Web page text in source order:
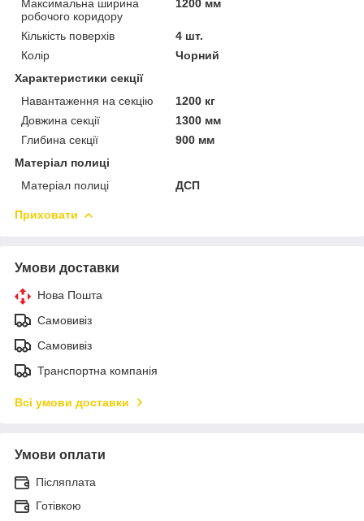
Максимальна ширина
робочого коридору
1200 мм
Кількість поверхів
4 шт.
Колір
Чорний
Характеристики секції
Навантаження на секцію
1200 кг
Довжина секції
1300 мм
Глибина секції
900 мм
Матеріал полиці
Матеріал полиці
ДСП
Приховати
Умови доставки
Нова Пошта
Самовивіз
Самовивіз
Транспортна компанія
Всі умови доставки
Умови оплати
Післяплата
Готівкою